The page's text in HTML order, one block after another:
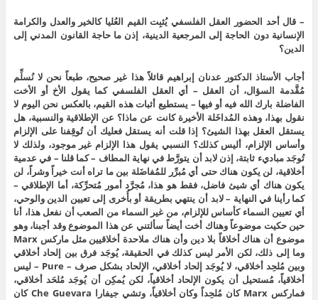
– قال أحد الحضور العقل الفلسفي يُثبِت القيم العُليا كالخير والعدل والكرامة
الإنسانية دون الحاجة إلى المرجعية الدينية، إذن ما حاجة القانون المدني إلى
الدين؟
أجاب الأستاذ الدكتور عدنان إبراهيم قائلاً هذا غير صحيح، طبعاً نحن لا نُسلِّم
مُقَّدمة السؤال، أن العقل – أي العقل الفلسفي كما يقول الأخ أو الأخت
الفاضلة بارك الله فيه أو فيها – يستطيع أثبات هذه القيم، بالعكس نحن اليوم لا
نقول بهذا، وهذه المُداخَلة الأخيرة كانت عن ماذا؟ عن الإطلاقية والنسبية، هل
يستقل العقل بهذا الشيئ؟ إذا قلت أنه يستقل فعليك أن تُوقِفنا على الإلزام
وأساس الإلزام، أليس كذلك؟ النسبي يقول هذا الإلزام غير موجود، ولذلك لا
تُوجَد مباديء ثابتة، إذن لابد أن يتورَّط في نهاية المطاف – كما قلنا – في عدمية
أخلاقية، لن يكون هناك حتى أي مُبرِّر للمُفاضَلة بين ما تراه أنت خيراً وشراً، لن
يكون هناك أي شيئ فاضل، فقط هو هذا، مُجرَّد أمور مُتحرِّكة، أما الإطلاقي –
كما رأينا في النهاية – لابد أن ينتهي بطريقة أو بأُخرى إلى تعيين الدين والوحي،
أي تعيين السماء كأساس للإلزام، من غير السماء من الصعب أن نفعل هذا، أنا
حين حكيت موضوعاً وهناك أخت أيضاً سألتني عن هذا الموضوع وقد أجبنا، وهو
موضوع أن هناك أخلاقاً بلا دين وأن هناك ملاحدة أخلاقيين مثل ماركس Marx
وما إلى ذلك، لكن الأمر ليس كذلك في الحقيقة، يُوجَد فرق بين إلحاد أخلاقي
وبين مُلحِد أخلاقي، لا يُوجَد إلحاد أخلاقي، الإلحاد بشكل صرف – Pure – ليس
أخلاقياً، مُستحيل أن يكون الإلحاد أخلاقياً، لكن يُمكِن أن يُوجَد مُلحَد أخلاقي،
فماركس Marx كان مُلحِداً وكان أخلاقياً، وتشي جيفارا Che Guevara كان